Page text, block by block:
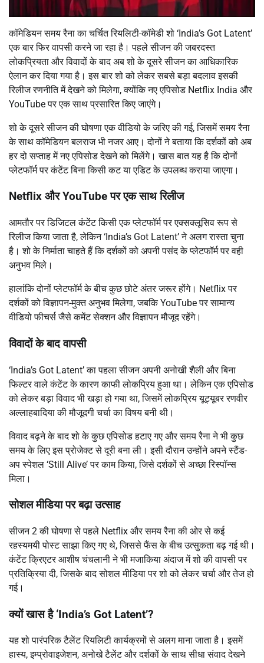
कॉमेडियन समय रैना का चर्चित रियलिटी-कॉमेडी शो ‘India’s Got Latent’
एक बार फिर वापसी करने जा रहा है। पहले सीजन की जबरदस्त
लोकप्रियता और विवादों के बाद अब शो के दूसरे सीजन का आधिकारिक
ऐलान कर दिया गया है। इस बार शो को लेकर सबसे बड़ा बदलाव इसकी
रिलीज रणनीति में देखने को मिलेगा, क्योंकि नए एपिसोड Netflix India और
YouTube पर एक साथ प्रसारित किए जाएंगे।
शो के दूसरे सीजन की घोषणा एक वीडियो के जरिए की गई, जिसमें समय रैना
के साथ कॉमेडियन बलराज भी नजर आए। दोनों ने बताया कि दर्शकों को अब
हर दो सप्ताह में नए एपिसोड देखने को मिलेंगे। खास बात यह है कि दोनों
प्लेटफॉर्म पर कंटेंट बिना किसी कट या एडिट के उपलब्ध कराया जाएगा।
Netflix और YouTube पर एक साथ रिलीज
आमतौर पर डिजिटल कंटेंट किसी एक प्लेटफॉर्म पर एक्सक्लूसिव रूप से
रिलीज किया जाता है, लेकिन ‘India’s Got Latent’ ने अलग रास्ता चुना
है। शो के निर्माता चाहते हैं कि दर्शकों को अपनी पसंद के प्लेटफॉर्म पर वही
अनुभव मिले।
हालांकि दोनों प्लेटफॉर्म के बीच कुछ छोटे अंतर जरूर होंगे। Netflix पर
दर्शकों को विज्ञापन-मुक्त अनुभव मिलेगा, जबकि YouTube पर सामान्य
वीडियो फीचर्स जैसे कमेंट सेक्शन और विज्ञापन मौजूद रहेंगे।
विवादों के बाद वापसी
‘India’s Got Latent’ का पहला सीजन अपनी अनोखी शैली और बिना
फिल्टर वाले कंटेंट के कारण काफी लोकप्रिय हुआ था। लेकिन एक एपिसोड
को लेकर बड़ा विवाद भी खड़ा हो गया था, जिसमें लोकप्रिय यूट्यूबर रणवीर
अल्लाहबादिया की मौजूदगी चर्चा का विषय बनी थी।
विवाद बढ़ने के बाद शो के कुछ एपिसोड हटाए गए और समय रैना ने भी कुछ
समय के लिए इस प्रोजेक्ट से दूरी बना ली। इसी दौरान उन्होंने अपने स्टैंड-
अप स्पेशल ‘Still Alive’ पर काम किया, जिसे दर्शकों से अच्छा रिस्पॉन्स
मिला।
सोशल मीडिया पर बढ़ा उत्साह
सीजन 2 की घोषणा से पहले Netflix और समय रैना की ओर से कई
रहस्यमयी पोस्ट साझा किए गए थे, जिससे फैंस के बीच उत्सुकता बढ़ गई थी।
कंटेंट क्रिएटर आशीष चंचलानी ने भी मजाकिया अंदाज में शो की वापसी पर
प्रतिक्रिया दी, जिसके बाद सोशल मीडिया पर शो को लेकर चर्चा और तेज हो
गई।
क्यों खास है ‘India’s Got Latent’?
यह शो पारंपरिक टैलेंट रियलिटी कार्यक्रमों से अलग माना जाता है। इसमें
हास्य, इम्प्रोवाइजेशन, अनोखे टैलेंट और दर्शकों के साथ सीधा संवाद देखने